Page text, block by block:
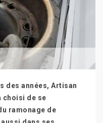
des années, Artisan
choisi de se
ramonage de